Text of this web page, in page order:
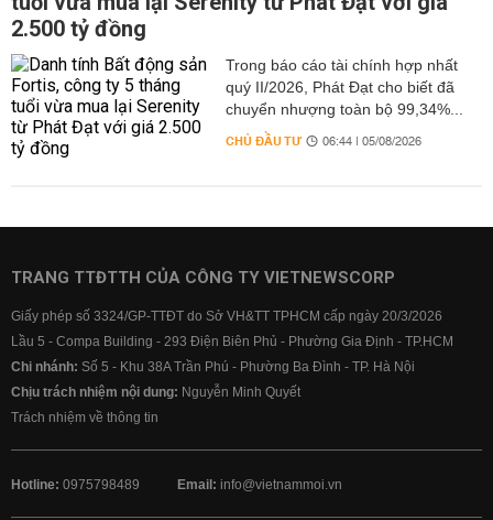
2.500 tỷ đồng
Trong báo cáo tài chính hợp nhất
quý II/2026, Phát Đạt cho biết đã
chuyển nhượng toàn bộ 99,34%...
CHỦ ĐẦU TƯ 06:44 | 05/08/2026
TRANG TTĐTTH CỦA CÔNG TY VIETNEWSCORP
Giấy phép số 3324/GP-TTĐT do Sở VH&TT TPHCM cấp ngày 20/3/2026
Lầu 5 - Compa Building - 293 Điện Biên Phủ - Phường Gia Định - TP.HCM
Chi nhánh: Số 5 - Khu 38A Trần Phú - Phường Ba Đình - TP. Hà Nội
Chịu trách nhiệm nội dung: Nguyễn Minh Quyết
Trách nhiệm về thông tin
Hotline: 0975798489 Email: info@vietnammoi.vn